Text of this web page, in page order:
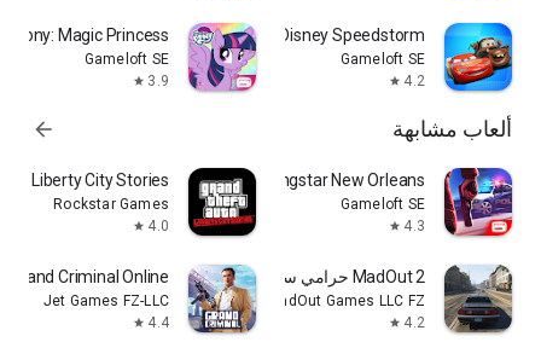
Disney Speedstorm
Gameloft SE
4.2
star
Pony: Magic Princess
Gameloft SE
3.9
star
ألعاب مشابهة arrow_forward
Gangstar New Orleans
Gameloft SE
4.3
star
Liberty City Stories
Rockstar Games
4.0
star
MadOut 2 حرامي سيارات جراند
MadOut Games LLC FZ
4.2
star
Grand Criminal Online: رمل
Jet Games FZ-LLC
4.4
star